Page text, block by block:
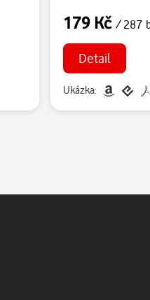
179 Kč / 287
Detail
Ukázka: